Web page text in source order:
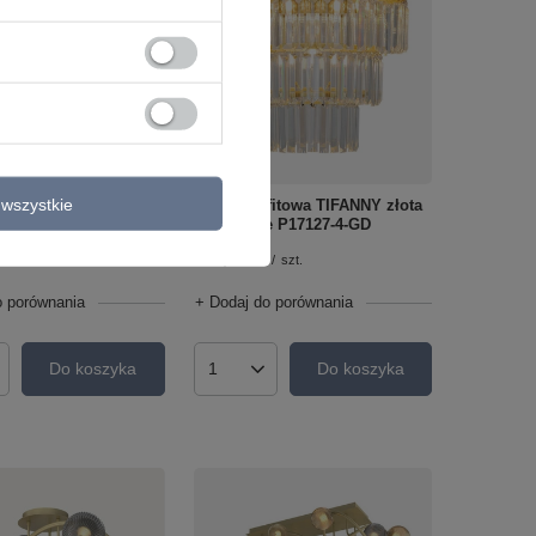
TIFANNY
porównania
Do koszyka
Lampa sufitowa TIFANNY złota
Zuma Line P17127-4-GD
/ szt.
+ Dodaj do porównania
Ilość produktówDo koszyka